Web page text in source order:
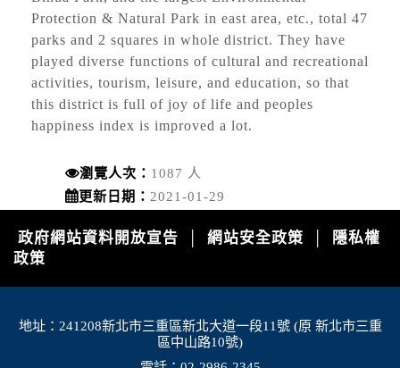
颱風來襲，預計於 115 年 8 月 8 日 17 時整執行
市轄橫移門、越堤道及堤外便道只出不進管制，
並於 18 時整執行橫移門、越堤道及堤外便道封
停水
2026-08-03, 10:01│台灣自來水公司
辦理龍潭給水廠高壓電氣設備檢驗 等三合一工程
Protection & Natural Park in east area, etc., total 47
parks and 2 squares in whole district. They have
played diverse functions of cultural and recreational
activities, tourism, leisure, and education, so that
this district is full of joy of life and peoples
happiness index is improved a lot.
瀏覽人次： 1087 人
更新日期： 2021-01-29
政府網站資料開放宣告 網站安全政策
隱私權
政策
地址：241208新北市三重區新北大道一段11號 (原 新北市三重
區中山路10號)